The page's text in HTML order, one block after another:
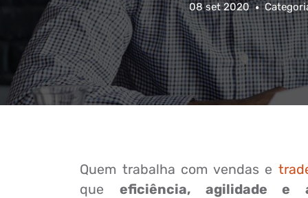
08 set 2020
Quem trabalha com vendas e
que eficiência, agilidade e